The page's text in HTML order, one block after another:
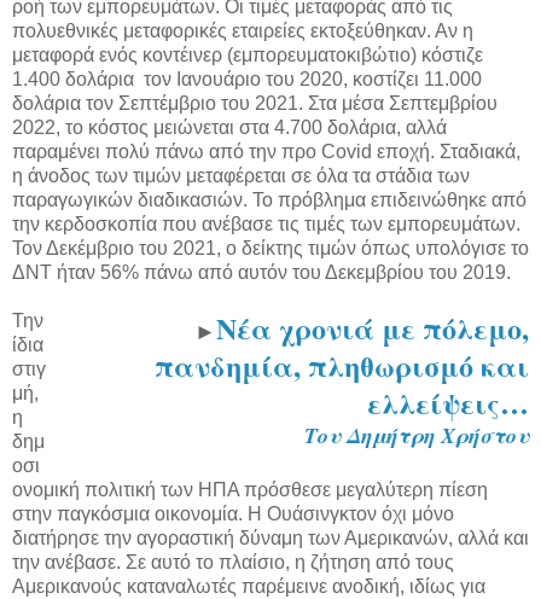
ροή των εμπορευμάτων. Οι τιμές μεταφοράς από τις
πολυεθνικές μεταφορικές εταιρείες εκτοξεύθηκαν. Αν η
μεταφορά ενός κοντέινερ (εμπορευματοκιβώτιο) κόστιζε
1.400 δολάρια τον Ιανουάριο του 2020, κοστίζει 11.000
δολάρια τον Σεπτέμβριο του 2021. Στα μέσα Σεπτεμβρίου
2022, το κόστος μειώνεται στα 4.700 δολάρια, αλλά
παραμένει πολύ πάνω από την προ Covid εποχή. Σταδιακά,
η άνοδος των τιμών μεταφέρεται σε όλα τα στάδια των
παραγωγικών διαδικασιών. Το πρόβλημα επιδεινώθηκε από
την κερδοσκοπία που ανέβασε τις τιμές των εμπορευμάτων.
Τον Δεκέμβριο του 2021, ο δείκτης τιμών όπως υπολόγισε το
ΔΝΤ ήταν 56% πάνω από αυτόν του Δεκεμβρίου του 2019.
►Νέα χρονιά με πόλεμο,
πανδημία, πληθωρισμό και
ελλείψεις…
Του Δημήτρη Χρήστου
Την
ίδια
στιγ
μή,
η
δημ
οσι
ονομική πολιτική των ΗΠΑ πρόσθεσε μεγαλύτερη πίεση
στην παγκόσμια οικονομία. Η Ουάσινγκτον όχι μόνο
διατήρησε την αγοραστική δύναμη των Αμερικανών, αλλά και
την ανέβασε. Σε αυτό το πλαίσιο, η ζήτηση από τους
Αμερικανούς καταναλωτές παρέμεινε ανοδική, ιδίως για